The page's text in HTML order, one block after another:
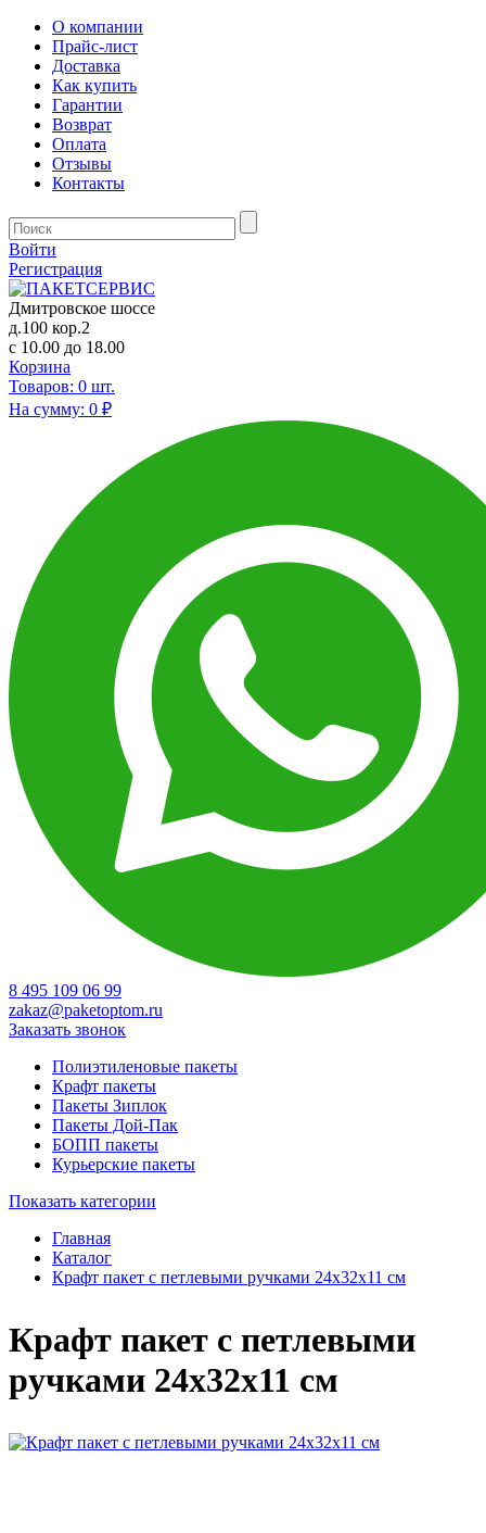
О компании
Прайс-лист
Доставка
Как купить
Гарантии
Возврат
Оплата
Отзывы
Контакты
Войти
Регистрация
Дмитровское шоссе
д.100 кор.2
с 10.00 до 18.00
Корзина
Товаров: 0 шт.
На сумму: 0 ₽
8 495 109 06 99
zakaz@paketoptom.ru
Заказать звонок
Полиэтиленовые пакеты
Крафт пакеты
Пакеты Зиплок
Пакеты Дой-Пак
БОПП пакеты
Курьерские пакеты
Показать категории
Главная
Каталог
Крафт пакет с петлевыми ручками 24x32x11 см
Крафт пакет с петлевыми
ручками 24x32x11 см